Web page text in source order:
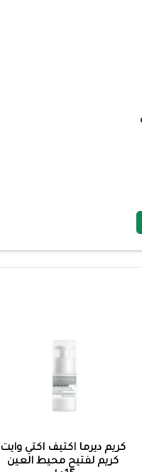
كريم ديرما اكتيف اكتي وايت
كريم لفتيح محيط العين